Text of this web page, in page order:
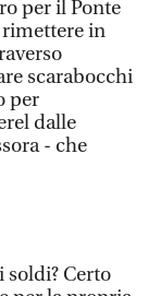
per il Ponte
rimettere in
scarabocchi
per
dalle
- che
soldi? Certo